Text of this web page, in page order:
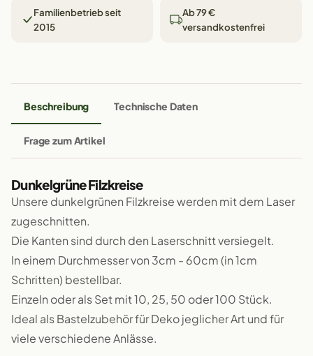
Familienbetrieb seit
2015
Ab 79 €
versandkostenfrei
Beschreibung Technische Daten
Frage zum Artikel
Dunkelgrüne Filzkreise
Unsere dunkelgrünen Filzkreise werden mit dem Laser
zugeschnitten.
Die Kanten sind durch den Laserschnitt versiegelt.
In einem Durchmesser von 3cm - 60cm (in 1cm
Schritten) bestellbar.
Einzeln oder als Set mit 10, 25, 50 oder 100 Stück.
Ideal als Bastelzubehör für Deko jeglicher Art und für
viele verschiedene Anlässe.